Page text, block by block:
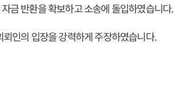
금 반환을 확보하고 소송에 돌입하였습니다.
인의 입장을 강력하게 주장하였습니다.